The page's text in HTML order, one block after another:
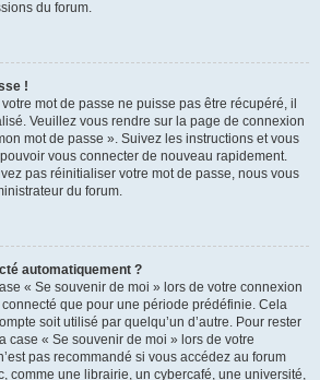
du forum.
!
mot de passe ne puisse pas être récupéré, il
Veuillez vous rendre sur la page de connexion
mot de passe ». Suivez les instructions et vous
vous connecter de nouveau rapidement.
pas réinitialiser votre mot de passe, nous vous
du forum.
automatiquement ?
« Se souvenir de moi » lors de votre connexion
que pour une période prédéfinie. Cela
soit utilisé par quelqu’un d’autre. Pour rester
case « Se souvenir de moi » lors de votre
pas recommandé si vous accédez au forum
comme une librairie, un cybercafé, une université,